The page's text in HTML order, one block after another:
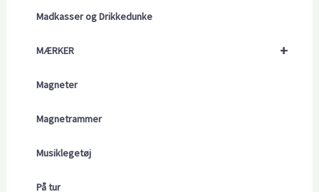
Madkasser og Drikkedunke
+
MÆRKER
Magneter
Magnetrammer
Musiklegetøj
På tur